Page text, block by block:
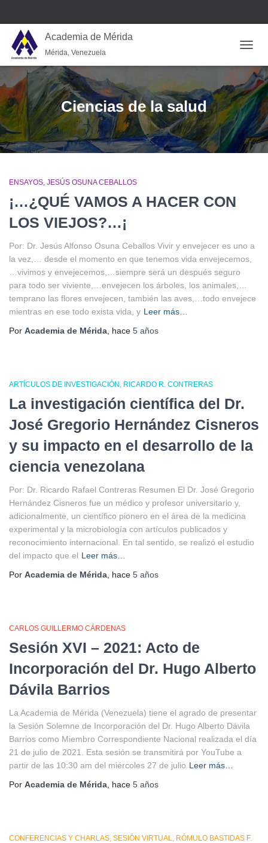
Academia de Mérida
Mérida, Venezuela
Ciencias de la salud
ENSAYOS JESÚS OSUNA CEBALLOS
¡…¿QUÉ VAMOS A HACER CON
LOS VIEJOS?…¡
Por: Dr. Jesús Alfonso Osuna Ceballos Vivir y envejecer es uno a
la vez,… desde el momento en que tenemos vida envejecemos,
…vivimos y envejecemos,…siempre será un después seguro
para todo ser viviente,…envejecen los árboles, los animales,…
temprano las flores envejecen, también las aves,…todo envejece
mientras en ese todo exista vida, y Leer más…
Por Academia de Mérida , hace 5 años
ARTÍCULOS DE INVESTIGACIÓN RICARDO R. CONTRERAS
La investigación científica del Dr.
José Gregorio Hernández Cisneros
y su impacto en el desarrollo de la
ciencia venezolana
Por: Dr. Ricardo Rafael Contreras Resumen El Dr. José Gregorio
Hernández Cisneros fue un médico y profesor universitario y,
adicionalmente, un científico pionero en el área de la medicina
experimental y la microbiología con artículos publicados y
reconocimiento internacional. En tal sentido, se realizó el estudio
del impacto que el Leer más…
Por Academia de Mérida , hace 5 años
CARLOS GUILLERMO CÁRDENAS
Sesión XVI – 2021: Acto de
Incorporación del Dr. Hugo Alberto
Dávila Barrios
La Academia de Mérida (Venezuela) tiene el agrado de presentar
la Sesión Solemne de Incorporación del Dr. Hugo Alberto Dávila
Barrios como Miembro Correspondiente Nacional realizada el día
21 de julio de 2021. Esta sesión se transmitirá por YouTube a
partir de las 10:30 am del miércoles 27 de julio Leer más…
Por Academia de Mérida , hace 5 años
CONFERENCIAS Y CHARLAS SESIÓN VIRTUAL RÓMULO BASTIDAS F.